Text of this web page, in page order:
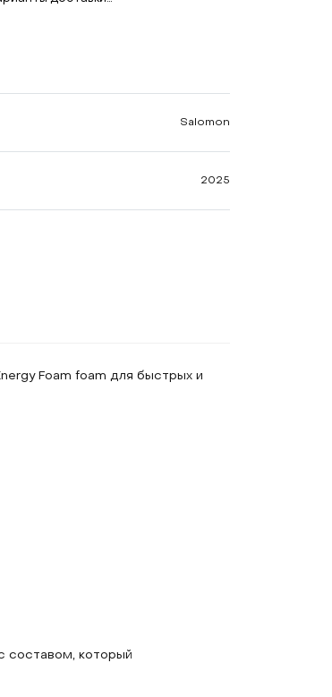
Salomon
2025
Foam foam для быстрых и
составом, который